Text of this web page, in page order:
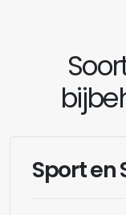
Sport en